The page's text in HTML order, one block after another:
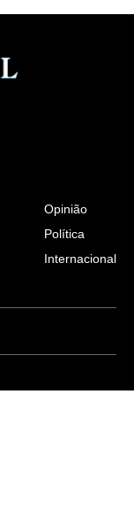
Opinião
Política
Internacional